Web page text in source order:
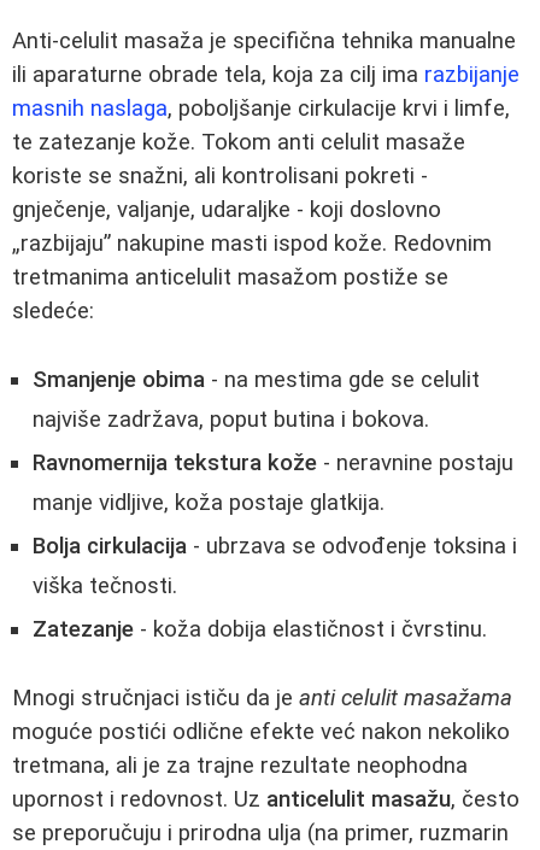
Anti‑celulit masaža je specifična tehnika manualne
ili aparaturne obrade tela, koja za cilj ima razbijanje
masnih naslaga, poboljšanje cirkulacije krvi i limfe,
te zatezanje kože. Tokom anti celulit masaže
koriste se snažni, ali kontrolisani pokreti -
gnječenje, valjanje, udaraljke - koji doslovno
„razbijaju” nakupine masti ispod kože. Redovnim
tretmanima anticelulit masažom postiže se
sledeće:
Smanjenje obima - na mestima gde se celulit
najviše zadržava, poput butina i bokova.
Ravnomernija tekstura kože - neravnine postaju
manje vidljive, koža postaje glatkija.
Bolja cirkulacija - ubrzava se odvođenje toksina i
viška tečnosti.
Zatezanje - koža dobija elastičnost i čvrstinu.
Mnogi stručnjaci ističu da je anti celulit masažama
moguće postići odlične efekte već nakon nekoliko
tretmana, ali je za trajne rezultate neophodna
upornost i redovnost. Uz anticelulit masažu, često
se preporučuju i prirodna ulja (na primer, ruzmarin